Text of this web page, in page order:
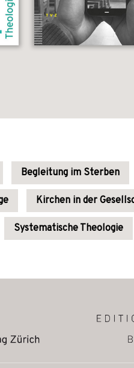
Begleitung im Sterben
Kirchen in der
Systematische Theologie